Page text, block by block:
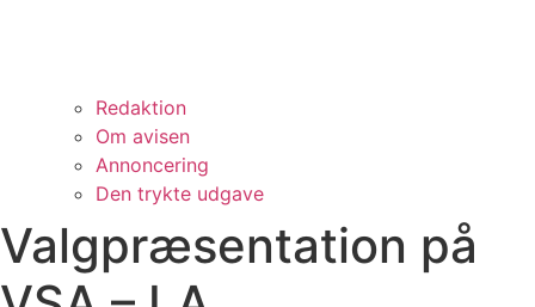
Redaktion
Om avisen
Annoncering
Den trykte udgave
Valgpræsentation på